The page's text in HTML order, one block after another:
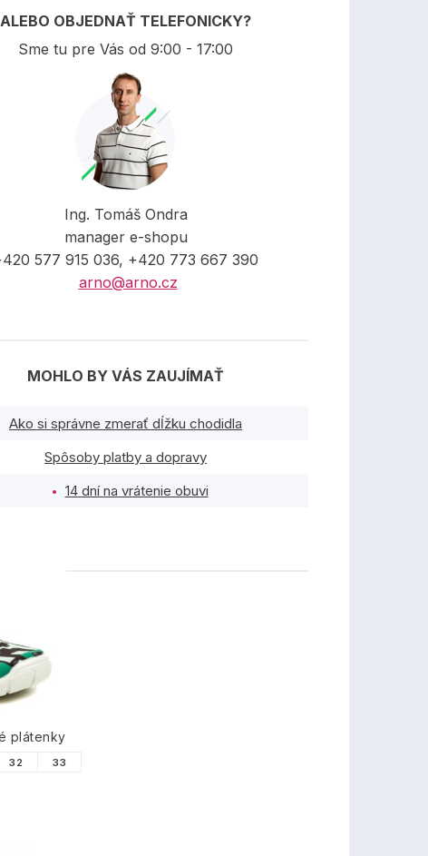
ALEBO OBJEDNAŤ TELEFONICKY?
Sme tu pre Vás od 9:00 - 17:00
Ing. Tomáš Ondra
manager e-shopu
577 915 036, +420 773 667 390
arno@arno.cz
MOHLO BY VÁS ZAUJÍMAŤ
Ako si správne zmerať dĺžku chodidla
Spôsoby platby a dopravy
14 dní na vrátenie obuvi
plátenky
32 33